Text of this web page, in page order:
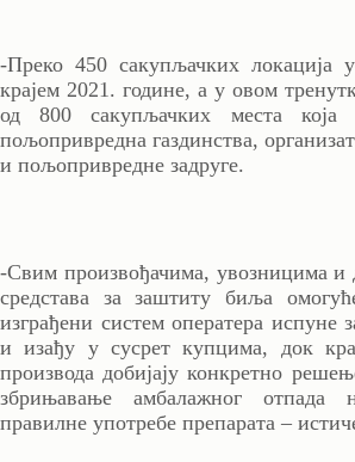
-Преко 450 сакупљачких локација
крајем 2021. године, а у овом
од 800 сакупљачких места која
пољопривредна газдинства,
и пољопривредне задруге.
-Свим произвођачима, увозницима и
средстава за заштиту биља
изграђени систем оператера испуне
и изађу у сусрет купцима, док
производа добијају конкретно
збрињавање амбалажног отпада
правилне употребе препарата –